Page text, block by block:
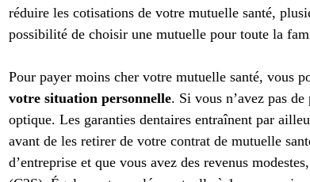
réduire les cotisations de votre mutuelle santé,
possibilité de choisir une mutuelle pour toute la
Pour payer moins cher votre mutuelle santé, vous
votre situation personnelle. Si vous n’avez pas
optique. Les garanties dentaires entraînent par
avant de les retirer de votre contrat de mutuelle
d’entreprise et que vous avez des revenus